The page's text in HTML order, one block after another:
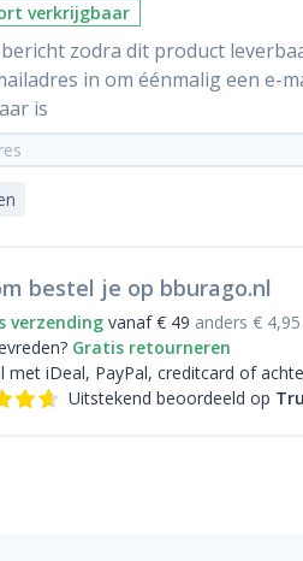
verkrijgbaar
zodra dit product
in om éénmalig een e-
is
bestel je op bburago.nl
verzending vanaf € 49 anders € 4,95
Gratis retourneren
met iDeal, PayPal, creditcard of
Uitstekend beoordeeld op